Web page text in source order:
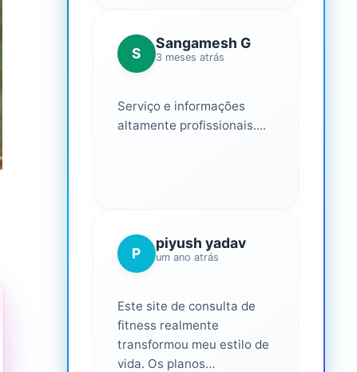
S
Sangamesh G
3 meses atrás
Serviço e informações
altamente profissionais....
P
piyush yadav
um ano atrás
Este site de consulta de
fitness realmente
transformou meu estilo de
vida. Os planos